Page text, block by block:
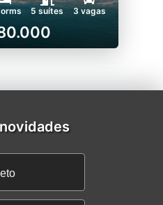
5 suítes 3 vagas